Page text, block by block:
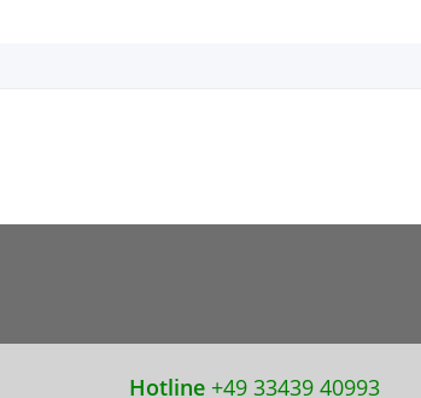
Hotline +49 33439 40993